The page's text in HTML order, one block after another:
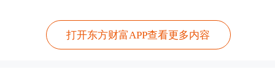
险自担。东方财富发布此内容旨在传播
打开东方财富APP查看更多内容